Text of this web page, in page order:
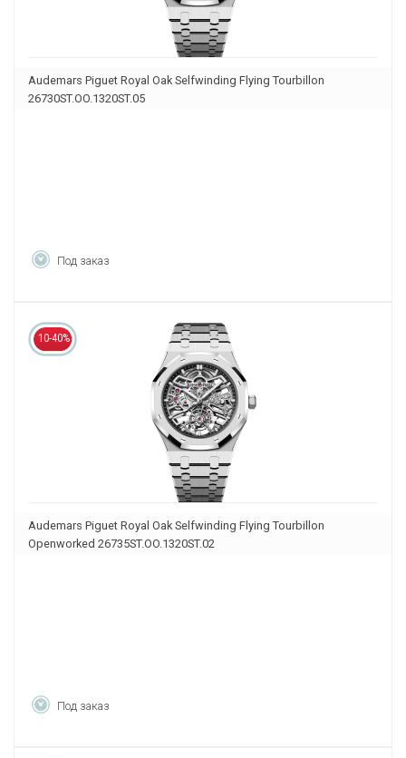
Audemars Piguet Royal Oak Selfwinding Flying Tourbillon
26730ST.OO.1320ST.05
Под заказ
10-40%
Audemars Piguet Royal Oak Selfwinding Flying Tourbillon
Openworked 26735ST.OO.1320ST.02
Под заказ